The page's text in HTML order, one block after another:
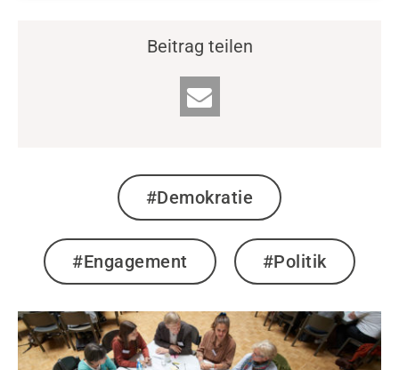
Beitrag teilen
#Demokratie
#Engagement #Politik